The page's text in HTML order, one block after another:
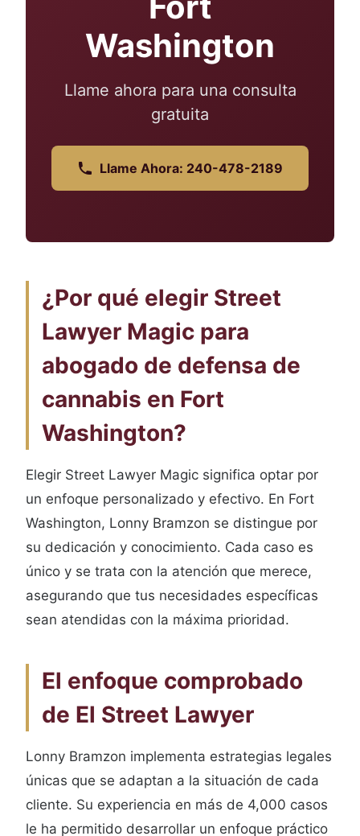
Washington
Llame ahora para una consulta
gratuita
Llame Ahora: 240-478-2189
¿Por qué elegir Street
Lawyer Magic para
abogado de defensa de
cannabis en Fort
Washington?
Elegir Street Lawyer Magic significa optar por
un enfoque personalizado y efectivo. En Fort
Washington, Lonny Bramzon se distingue por
su dedicación y conocimiento. Cada caso es
único y se trata con la atención que merece,
asegurando que tus necesidades específicas
sean atendidas con la máxima prioridad.
El enfoque comprobado
de El Street Lawyer
Lonny Bramzon implementa estrategias legales
únicas que se adaptan a la situación de cada
cliente. Su experiencia en más de 4,000 casos
le ha permitido desarrollar un enfoque práctico